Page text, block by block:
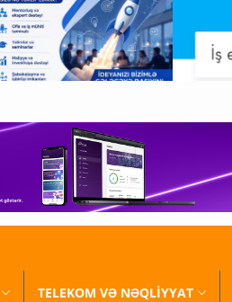
TELEKOM VƏ NƏQLİYYAT